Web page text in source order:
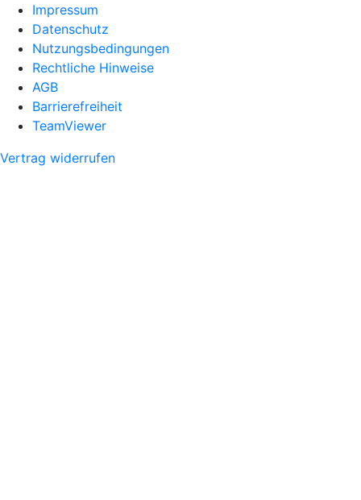
Impressum
Datenschutz
Nutzungsbedingungen
Rechtliche Hinweise
AGB
Barrierefreiheit
TeamViewer
Vertrag widerrufen